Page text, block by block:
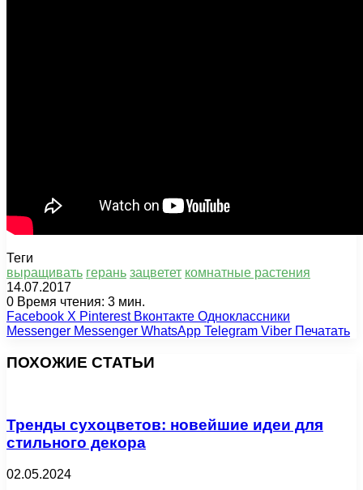
Теги
выращивать герань зацветет комнатные растения
14.07.2017
0 Время чтения: 3 мин.
Facebook X Pinterest Вконтакте Одноклассники
Messenger Messenger WhatsApp Telegram Viber Печатать
ПОХОЖИЕ СТАТЬИ
Тренды сухоцветов: новейшие идеи для
стильного декора
02.05.2024